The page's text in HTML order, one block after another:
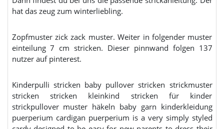
hat das zeug zum winterliebling.
Zopfmuster zick zack muster. Weiter in folgender muster
einteilung 7 cm stricken. Dieser pinnwand folgen 137
nutzer auf pinterest.
Kinderpulli stricken baby pullover stricken strickmuster
stricken stricken kleinkind stricken für kinder
strickpullover muster häkeln baby garn kinderkleidung
puerperium cardigan puerperium is a very simply styled